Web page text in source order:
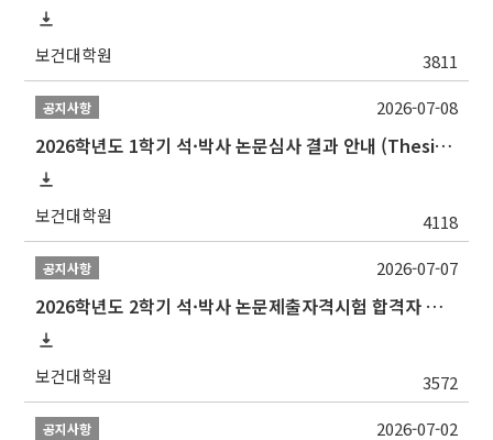
보건대학원 3811
공지사항
2026학년도 1학기 석·박사 논문심사 결과 안내 (Thesis Defense Result)
보건대학원 4118
2026-07-08
공지사항
2026학년도 2학기 석·박사 논문제출자격시험 합격자 공고(TSQ Exam Result)
보건대학원 3572
2026-07-07
공지사항 2026-07-02